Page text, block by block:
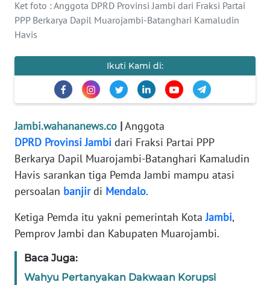
Ket foto : Anggota DPRD Provinsi Jambi dari Fraksi Partai
PPP Berkarya Dapil Muarojambi-Batanghari Kamaludin
Havis
Ikuti Kami di:
Jambi.wahananews.co |Anggota
DPRD Provinsi Jambi dari Fraksi Partai PPP
Berkarya Dapil Muarojambi-Batanghari Kamaludin
Havis sarankan tiga Pemda Jambi mampu atasi
persoalan banjirdi Mendalo.
Ketiga Pemda itu yakni pemerintah KotaJambi,
Pemprov Jambi dan Kabupaten Muarojambi.
Baca Juga:
Wahyu Pertanyakan Dakwaan Korupsi
BERITA
KAMI
IKLAN
TENTANG
KAMI
PEDOMAN
MEDIA
REDAKSI